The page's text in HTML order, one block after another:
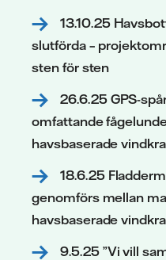
13.10.25
slutförda –
sten för sten
26.6.25 GPS-
omfattande
havsbaserade
18.6.25
genomförs mellan
havsbaserade
9.5.25 ”Vi vill